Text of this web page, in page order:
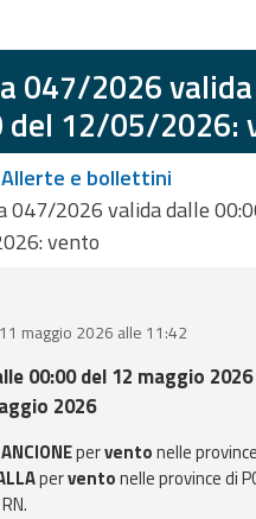
e dati
meteo e
047/2026
del 12/05/2026:
Allerte e bollettini
047/2026 valida dalle
vento
maggio 2026 alle 11:42
00:00 del 12 maggio
2026
perventonelle
perventonelle province di